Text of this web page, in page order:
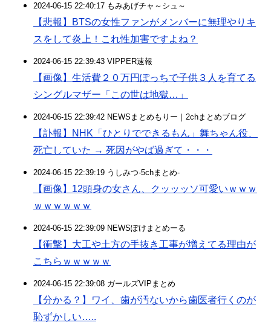
2024-06-15 22:40:17 もみあげチャ～シュ～
【悲報】BTSの女性ファンがメンバーに無理やりキ
スをして炎上！これ性加害ですよね？
2024-06-15 22:39:43 VIPPER速報
【画像】生活費２０万円ぽっちで子供３人を育てる
シングルマザー「この世は地獄…」
2024-06-15 22:39:42 NEWSまとめもりー｜2chまとめブログ
【訃報】NHK「ひとりでできるもん」舞ちゃん役、
死亡していた → 死因がやば過ぎて・・・
2024-06-15 22:39:19 うしみつ-5chまとめ-
【画像】12頭身の女さん、クッッッソ可愛いｗｗｗ
ｗｗｗｗｗｗ
2024-06-15 22:39:09 NEWSぽけまとめーる
【衝撃】大工や土方の手抜き工事が増えてる理由が
こちらｗｗｗｗｗ
2024-06-15 22:39:08 ガールズVIPまとめ
【分かる？】ワイ、歯が汚ないから歯医者行くのが
恥ずかしい…..